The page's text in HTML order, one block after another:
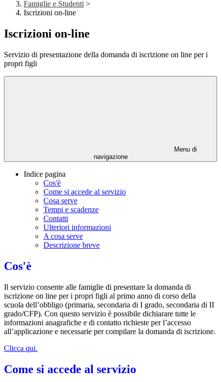
Famiglie e Studenti >
Iscrizioni on-line
Iscrizioni on-line
Servizio di presentazione della domanda di iscrizione on line per i
propri figli
Menu di
navigazione
Indice pagina
Cos'è
Come si accede al servizio
Cosa serve
Tempi e scadenze
Contatti
Ulteriori informazioni
A cosa serve
Descrizione breve
Cos'è
Il servizio consente alle famiglie di presentare la domanda di
iscrizione on line per i propri figli al primo anno di corso della
scuola dell’obbligo (primaria, secondaria di I grado, secondaria di II
grado/CFP). Con questo servizio è possibile dichiarare tutte le
informazioni anagrafiche e di contatto richieste per l’accesso
all’applicazione e necessarie per compilare la domanda di iscrizione.
Clicca qui.
Come si accede al servizio